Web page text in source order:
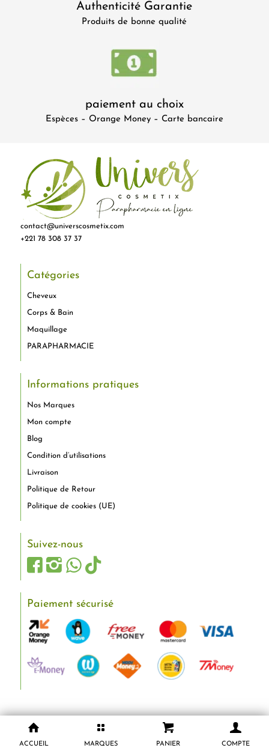
ACCUEIL MARQUES PANIER COMPTE
Authenticité Garantie
Produits de bonne qualité
paiement au choix
Espèces – Orange Money – Carte bancaire
contact@universcosmetix.com
+221 78 308 37 37
Catégories
Cheveux
Corps & Bain
Maquillage
PARAPHARMACIE
Informations pratiques
Nos Marques
Mon compte
Blog
Condition d’utilisations
Livraison
Politique de Retour
Politique de cookies (UE)
Suivez-nous
Paiement sécurisé